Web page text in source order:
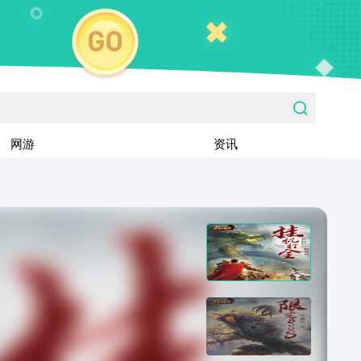
网游 资讯